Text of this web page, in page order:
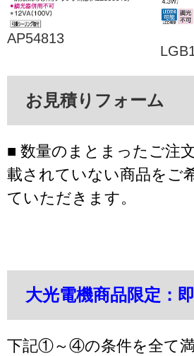
AP54813
お見積りフォーム
■ 数量のまとまったご注
載されていない商品をご
ていただきます。
大光電機商品限定：
下記①～④の条件を全て